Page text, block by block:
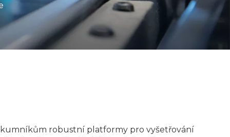
robustní platformy pro vyšetřování